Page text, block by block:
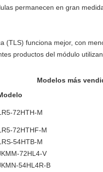
permanecen en gran
(TLS) funciona mejor, con
productos del módulo
Modelos más
72HTH-M
72HTHF-M
54HTB-M
72HL4-V
54HL4R-B